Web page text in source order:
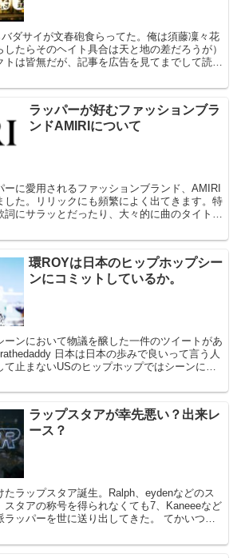
ダサイが文春砲食らってた。俺は須藤凜々花
たらそのヘイト具合は天と地の差だろうが）
トは皆無だが、記事を広告を見てまでして読ん
ラッパーが好むファッションブラ
ンドAMIRIについて
に愛用されるファッションブランド、AMIRI
した。リリックにも頻繁によく出てきます。特
詞にサラッとだったり、大々的に曲のタイトル
環ROYは日本のヒップホップシー
ンにコミットしているか。
ーンにおいて物議を醸した一件のツイートがあ
日本は日本の歩みで良いって言う人
止まないUSのヒップホップではシーンにコ
ラップスタアが幸先悪い？出来レ
ース？
たラップスタア誕生。Ralph、eydenなどのス
スタアの称号を得られなくても7、Kaneeeなど
ラッパーを世に送り出してきた。 てかいつの